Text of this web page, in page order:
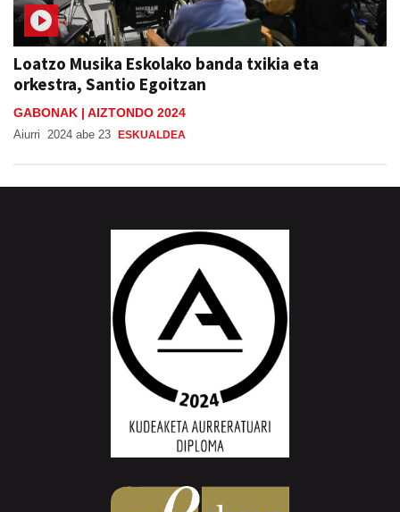
Loatzo Musika Eskolako banda txikia eta
orkestra, Santio Egoitzan
GABONAK | AIZTONDO 2024
Aiurri 2024 abe 23 ESKUALDEA